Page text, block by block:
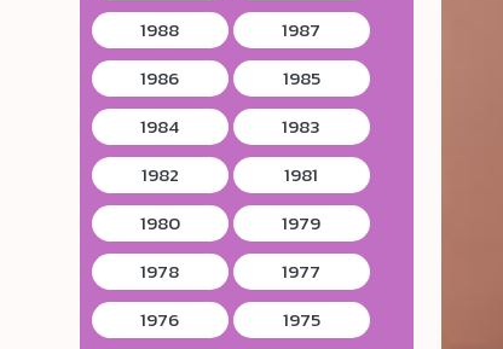
1988
1987
1986
1985
1984
1983
1982
1981
1980
1979
1978
1977
1976
1975